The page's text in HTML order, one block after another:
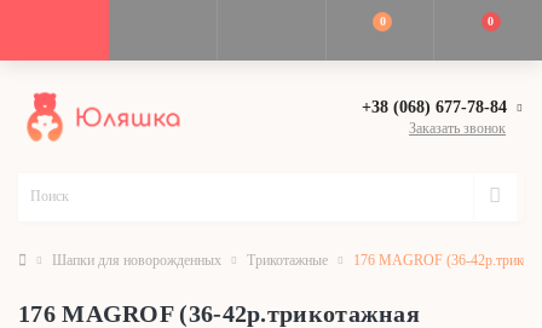
0 0
+38 (068) 677-78-84
Заказать звонок
Шапки для новорожденных Трикотажные 176 MAGROF (36-
176 MAGROF (36-42р.трикотажная